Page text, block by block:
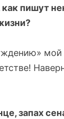
пишут
запах